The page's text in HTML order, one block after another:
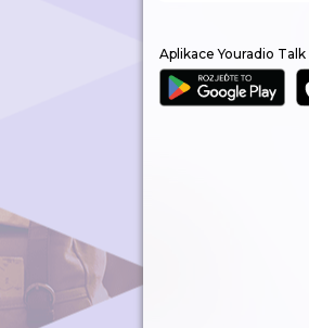
Aplikace Youradio Talk